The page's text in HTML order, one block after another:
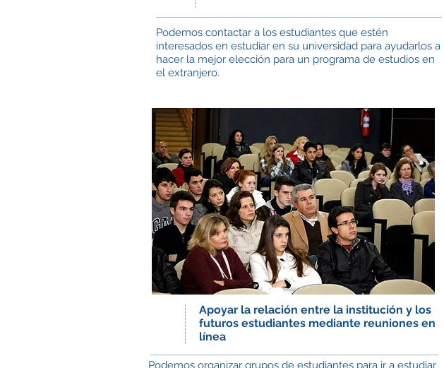
Podemos contactar a los estudiantes que estén
interesados ​​en estudiar en su universidad para ayudarlos a
hacer la mejor elección para un programa de estudios en
el extranjero.
Apoyar la relación entre la institución y los
futuros estudiantes mediante reuniones en
línea
Podemos organizar grupos de estudiantes para ir a estudiar